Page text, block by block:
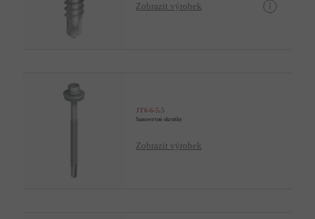
Zobrazit výrobek
JT6-6-5.5
Samovrtné skrutky
Zobrazit výrobek